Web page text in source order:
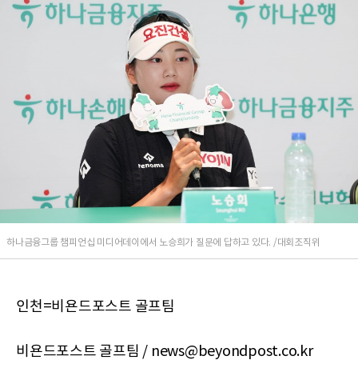
하나금융그룹 챔피언십 미디어데이에서 노승희가 질문에 답하고 있다. /대회조직위
인천=비욘드포스트 골프팀
비욘드포스트 골프팀 / news@beyondpost.co.kr